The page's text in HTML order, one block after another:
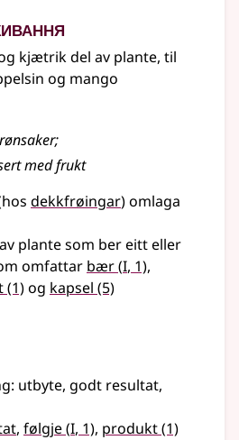
kjætrik del av plante, til
og mango
;
med frukt
dekkfrøingar) omlaga
plante som ber eitt eller
omfattar bær(1
I, 1),
(1)og kapsel (5)
: utbyte, godt resultat,
, følgje(1
I, 1), produkt(1)